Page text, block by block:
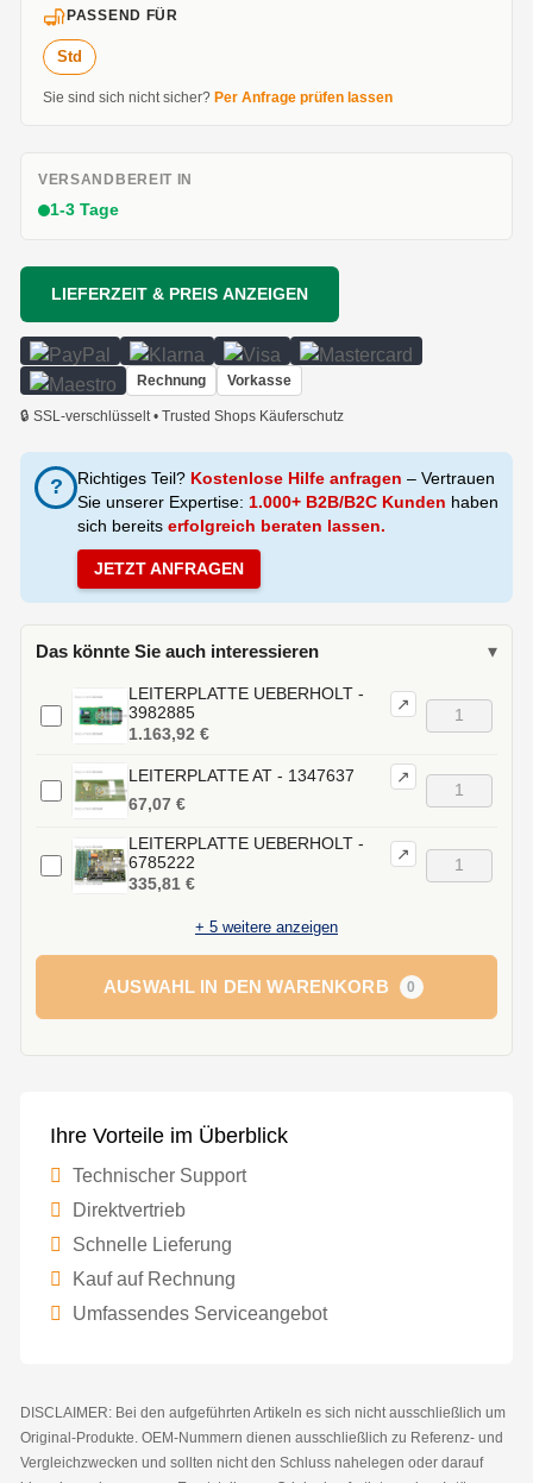
PASSEND FÜR
Std
Sie sind sich nicht sicher? Per Anfrage prüfen lassen
VERSANDBEREIT IN
1-3 Tage
LIEFERZEIT & PREIS ANZEIGEN
Rechnung Vorkasse
🔒 SSL-verschlüsselt • Trusted Shops Käuferschutz
? Richtiges Teil? Kostenlose Hilfe anfragen – Vertrauen
Sie unserer Expertise: 1.000+ B2B/B2C Kunden haben
sich bereits erfolgreich beraten lassen.
JETZT ANFRAGEN
Das könnte Sie auch interessieren ▾
LEITERPLATTE UEBERHOLT -
3982885
↗
1.163,92 €
LEITERPLATTE AT - 1347637 ↗
67,07 €
LEITERPLATTE UEBERHOLT -
6785222
↗
335,81 €
+ 5 weitere anzeigen
AUSWAHL IN DEN WARENKORB 0
Ihre Vorteile im Überblick
Technischer Support
Direktvertrieb
Schnelle Lieferung
Kauf auf Rechnung
Umfassendes Serviceangebot
DISCLAIMER: Bei den aufgeführten Artikeln es sich nicht ausschließlich um
Original-Produkte. OEM-Nummern dienen ausschließlich zu Referenz- und
Vergleichzwecken und sollten nicht den Schluss nahelegen oder darauf